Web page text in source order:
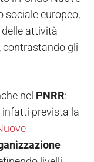
sociale europeo,
delle attività
contrastando gli
nel PNRR:
infatti prevista la